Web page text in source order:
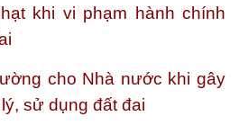
khi vi phạm hành chính
cho Nhà nước khi gây
sử dụng đất đai